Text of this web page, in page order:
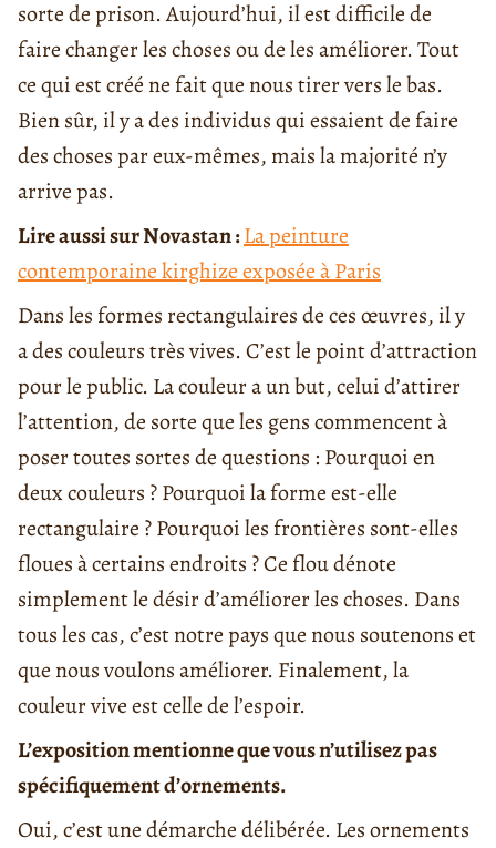
sorte de prison. Aujourd’hui, il est difficile de
faire changer les choses ou de les améliorer. Tout
ce qui est créé ne fait que nous tirer vers le bas.
Bien sûr, il y a des individus qui essaient de faire
des choses par eux-mêmes, mais la majorité n’y
arrive pas.
Lire aussi sur Novastan :La peinture
contemporaine kirghize exposée à Paris
Dans les formes rectangulaires de ces œuvres, il y
a des couleurs très vives. C’est le point d’attraction
pour le public. La couleur a un but, celui d’attirer
l’attention, de sorte que les gens commencent à
poser toutes sortes de questions : Pourquoi en
deux couleurs ? Pourquoi la forme est-elle
rectangulaire ? Pourquoi les frontières sont-elles
floues à certains endroits ? Ce flou dénote
simplement le désir d’améliorer les choses. Dans
tous les cas, c’est notre pays que nous soutenons et
que nous voulons améliorer. Finalement, la
couleur vive est celle de l’espoir.
L’exposition mentionne que vous n’utilisez pas
spécifiquement d’ornements.
Oui, c’est une démarche délibérée. Les ornements